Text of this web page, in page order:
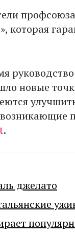
которая
новые
.
джелато